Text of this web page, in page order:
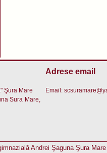
Şura Mare
Sura Mare,
Adrese email
Email:
Andrei Şaguna Şura